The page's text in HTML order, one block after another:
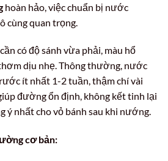
hoàn hảo, việc chuẩn bị nước
cùng quan trọng.
có độ sánh vừa phải, màu hổ
dịu nhẹ. Thông thường, nước
ít nhất 1-2 tuần, thậm chí vài
đường ổn định, không kết tinh lại
ý nhất cho vỏ bánh sau khi nướng.
cơ bản: